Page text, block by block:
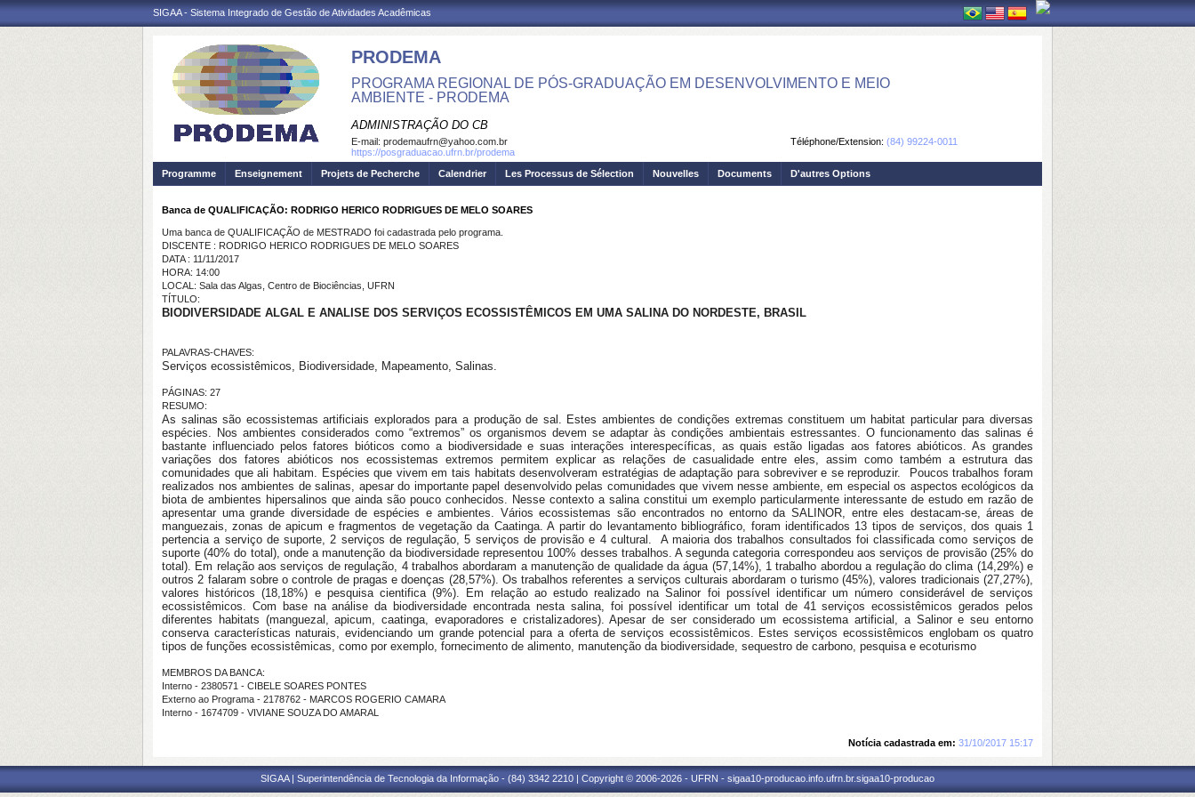
SIGAA - Sistema Integrado de Gestão de Atividades Acadêmicas
PRODEMA
PROGRAMA REGIONAL DE PÓS-GRADUAÇÃO EM DESENVOLVIMENTO E MEIO
AMBIENTE - PRODEMA
ADMINISTRAÇÃO DO CB
Téléphone/Extension: (84) 99224-0011
E-mail: prodemaufrn@yahoo.com.br
https://posgraduacao.ufrn.br/prodema
Programme
Enseignement Projets de Pecherche Calendrier Les Processus de Sélection Nouvelles Documents D'autres Options
Banca de QUALIFICAÇÃO: RODRIGO HERICO RODRIGUES DE MELO SOARES
Uma banca de QUALIFICAÇÃO de MESTRADO foi cadastrada pelo programa.
DISCENTE : RODRIGO HERICO RODRIGUES DE MELO SOARES
DATA : 11/11/2017
HORA: 14:00
LOCAL: Sala das Algas, Centro de Biociências, UFRN
TÍTULO:
BIODIVERSIDADE ALGAL E ANALISE DOS SERVIÇOS ECOSSISTÊMICOS EM UMA SALINA DO NORDESTE, BRASIL
PALAVRAS-CHAVES:
Serviços ecossistêmicos, Biodiversidade, Mapeamento, Salinas.
PÁGINAS: 27
RESUMO:
As salinas são ecossistemas artificiais explorados para a produção de sal. Estes ambientes de condições extremas constituem um habitat particular para diversas
espécies. Nos ambientes considerados como “extremos” os organismos devem se adaptar às condições ambientais estressantes. O funcionamento das salinas é
bastante influenciado pelos fatores bióticos como a biodiversidade e suas interações interespecíficas, as quais estão ligadas aos fatores abióticos. As grandes
variações dos fatores abióticos nos ecossistemas extremos permitem explicar as relações de casualidade entre eles, assim como também a estrutura das
comunidades que ali habitam. Espécies que vivem em tais habitats desenvolveram estratégias de adaptação para sobreviver e se reproduzir. Poucos trabalhos foram
realizados nos ambientes de salinas, apesar do importante papel desenvolvido pelas comunidades que vivem nesse ambiente, em especial os aspectos ecológicos da
biota de ambientes hipersalinos que ainda são pouco conhecidos. Nesse contexto a salina constitui um exemplo particularmente interessante de estudo em razão de
apresentar uma grande diversidade de espécies e ambientes. Vários ecossistemas são encontrados no entorno da SALINOR, entre eles destacam-se, áreas de
manguezais, zonas de apicum e fragmentos de vegetação da Caatinga. A partir do levantamento bibliográfico, foram identificados 13 tipos de serviços, dos quais 1
pertencia a serviço de suporte, 2 serviços de regulação, 5 serviços de provisão e 4 cultural. A maioria dos trabalhos consultados foi classificada como serviços de
suporte (40% do total), onde a manutenção da biodiversidade representou 100% desses trabalhos. A segunda categoria correspondeu aos serviços de provisão (25% do
total). Em relação aos serviços de regulação, 4 trabalhos abordaram a manutenção de qualidade da água (57,14%), 1 trabalho abordou a regulação do clima (14,29%) e
outros 2 falaram sobre o controle de pragas e doenças (28,57%). Os trabalhos referentes a serviços culturais abordaram o turismo (45%), valores tradicionais (27,27%),
valores históricos (18,18%) e pesquisa cientifica (9%). Em relação ao estudo realizado na Salinor foi possível identificar um número considerável de serviços
ecossistêmicos. Com base na análise da biodiversidade encontrada nesta salina, foi possível identificar um total de 41 serviços ecossistêmicos gerados pelos
diferentes habitats (manguezal, apicum, caatinga, evaporadores e cristalizadores). Apesar de ser considerado um ecossistema artificial, a Salinor e seu entorno
conserva características naturais, evidenciando um grande potencial para a oferta de serviços ecossistêmicos. Estes serviços ecossistêmicos englobam os quatro
tipos de funções ecossistêmicas, como por exemplo, fornecimento de alimento, manutenção da biodiversidade, sequestro de carbono, pesquisa e ecoturismo
MEMBROS DA BANCA:
Interno - 2380571 - CIBELE SOARES PONTES
Externo ao Programa - 2178762 - MARCOS ROGERIO CAMARA
Interno - 1674709 - VIVIANE SOUZA DO AMARAL
Notícia cadastrada em: 31/10/2017 15:17
SIGAA | Superintendência de Tecnologia da Informação - (84) 3342 2210 | Copyright © 2006-2026 - UFRN - sigaa10-producao.info.ufrn.br.sigaa10-producao